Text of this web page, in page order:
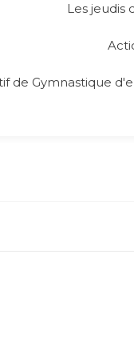
Les jeudis
de Gymnastique